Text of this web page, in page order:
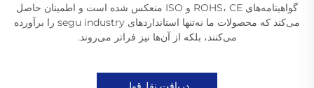
گواهینامه‌های ROHS، CE و ISO منعکس شده است و اطمینان حاصل
می‌کند که محصولات ما نه‌تنها استانداردهای segu industry را برآورده
می‌کنند، بلکه از آن‌ها نیز فراتر می‌روند.